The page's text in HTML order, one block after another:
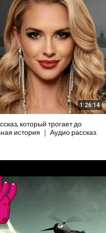
1:26:14
который трогает до
история ｜ Аудио рассказ.